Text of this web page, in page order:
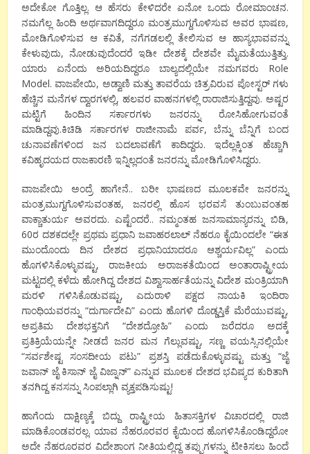
ಅದೇಕೋ ಗೊತ್ತಿಲ್ಲ. ಆ ಹೆಸರು ಕೇಳಿದರೇ ಏನೋ ಒಂದು ರೋಮಾಂಚನ.
ನಮಗೆಲ್ಲ ಹಿಂದಿ ಅರ್ಥವಾಗದಿದ್ದರೂ ಮಂತ್ರಮುಗ್ದಗೊಳಿಸುವ ಅವರ ಭಾಷಣ,
ಮೋಡಿಗೊಳಿಸುವ ಆ ಕವಿತೆ, ನಗೆಗಡಲಲ್ಲಿ ತೇಲಿಸುವ ಆ ಹಾಸ್ಯಭಾವವನ್ನು
ಕೇಳುವುದು, ನೋಡುವುದೆಂದರೆ ಇಡೀ ದೇಶಕ್ಕೆ ದೇಶವೇ ಮೈಮತೆಯುತ್ತಿತ್ತು.
ಯಾರು ಏನೆಂದು ಅರಿಯದಿದ್ದರೂ ಬಾಲ್ಯದಲ್ಲಿಯೇ ನಮಗವರು Role
Model. ವಾಜಪೇಯಿ, ಅಡ್ವಾಣಿ ಮತ್ತು ತಾವರೆಯ ಚಿತ್ರವಿರುವ ಪೋಸ್ಟರ್ ಗಳು
ಹೆಚ್ಚಿನ ಮನೆಗಳ ದ್ವಾರಗಳಲ್ಲಿ, ಹಲವರ ವಾಹನಗಳಲ್ಲಿ ರಾರಾಜಿಸುತ್ತಿದ್ದವು. ಅಷ್ಟರ
ಮಟ್ಟಿಗೆ ಹಿಂದಿನ ಸರ್ಕಾರಗಳು ಜನರನ್ನು ರೋಸಿಹೋಗುವಂತೆ
ಮಾಡಿದ್ದವು.ಕಿಚಿಡಿ ಸರ್ಕಾರಗಳ ರಾಜೀನಾಮೆ ಪರ್ವ, ಬೆನ್ನು ಬೆನ್ನಿಗೆ ಬಂದ
ಚುನಾವಣೆಗಳಿಂದ ಜನ ಬದಲಾವಣೆಗೆ ಕಾದಿದ್ದರು. ಇದೆಲ್ಲಕ್ಕಿಂತ ಹೆಚ್ಚಾಗಿ
ಕವಿಹೃದಯದ ರಾಜಕಾರಣಿ ಇನ್ನಿಲ್ಲದಂತೆ ಜನರನ್ನು ಮೋಡಿಗೊಳಿಸಿದ್ದರು.
ವಾಜಪೇಯಿ ಅಂದ್ರೆ ಹಾಗೇನೆ.. ಬರೀ ಭಾಷಣದ ಮೂಲಕವೇ ಜನರನ್ನು
ಮಂತ್ರಮುಗ್ದಗೊಳಿಸುವಂತಹ, ಜನರಲ್ಲಿ ಹೊಸ ಭರವಸೆ ತುಂಬುವಂತಹ
ವಾಕ್ಚಾತುರ್ಯ ಅವರದು. ಎಷ್ಟೆಂದರೆ.. ನಮ್ಮಂತಹ ಜನಸಾಮಾನ್ಯರನ್ನು ಬಿಡಿ,
60ರ ದಶಕದಲ್ಲೇ ಪ್ರಥಮ ಪ್ರಧಾನಿ ಜವಾಹರಲಾಲ್ ನೆಹರೂ ಕೈಯಿಂದಲೇ “ಈತ
ಮುಂದೊಂದು ದಿನ ದೇಶದ ಪ್ರಧಾನಿಯಾದರೂ ಆಶ್ಚರ್ಯವಿಲ್ಲ” ಎಂದು
ಹೊಗಳಿಸಿಕೊಳ್ಳುವಷ್ಟು, ರಾಜಕೀಯ ಅರಾಜಕತೆಯಿಂದ ಅಂತಾರಾಷ್ಟ್ರೀಯ
ಮಟ್ಟದಲ್ಲಿ ಕಳೆದು ಹೋಗಿದ್ದ ದೇಶದ ವಿಶ್ವಾಸಾರ್ಹತೆಯನ್ನು ವಿದೇಶ ಮಂತ್ರಿಯಾಗಿ
ಮರಳಿ ಗಳಿಸಿಕೊಡುವಷ್ಟು, ಎದುರಾಳಿ ಪಕ್ಷದ ನಾಯಕಿ ಇಂದಿರಾ
ಗಾಂಧಿಯವರನ್ನು “ದುರ್ಗಾದೇವಿ” ಎಂದು ಹೊಗಳಿ ದೊಡ್ಡಸ್ತಿಕೆ ಮೆರೆಯುವಷ್ಟು,
ಅಪ್ರತಿಮ ದೇಶಭಕ್ತನಿಗೆ “ದೇಶದ್ರೋಹಿ” ಎಂದು ಜರೆದರೂ ಅದಕ್ಕೆ
ಪ್ರತಿಕ್ರಿಯೆಯನ್ನೇ ನೀಡದೆ ಜನರ ಮನ ಗೆಲ್ಲುವಷ್ಟು, ಸಣ್ಣ ವಯಸ್ಸಿನಲ್ಲಿಯೇ
“ಸರ್ವಶೇಷ್ಟ ಸಂಸದೀಯ ಪಟು” ಪ್ರಶಸ್ತಿ ಪಡೆದುಕೊಳ್ಳುವಷ್ಟು ಮತ್ತು “ಜೈ
ಜವಾನ್ ಜೈ ಕಿಸಾನ್ ಜೈ ವಿಜ್ನಾನ್” ಎನ್ನುವ ಮೂಲಕ ದೇಶದ ಭವಿಷ್ಯದ ಕುರಿತಾಗಿ
ತನಗಿದ್ದ ಕನಸನ್ನು ಸಿಂಪಲ್ಲಾಗಿ ವ್ಯಕ್ತಪಡಿಸುಷ್ಟು!
ಹಾಗೆಂದು ದಾಕ್ಷಿಣ್ಯಕ್ಕೆ ಬಿದ್ದು ರಾಷ್ಟ್ರೀಯ ಹಿತಾಸಕ್ತಿಗಳ ವಿಚಾರದಲ್ಲಿ ರಾಜಿ
ಮಾಡಿಕೊಂಡವರಲ್ಲ. ಯಾವ ನೆಹರೂರವರ ಕೈಯಿಂದ ಹೊಗಳಿಸಿಕೊಂಡಿದ್ದರೋ
ಅದೇ ನೆಹರೂರವರ ವಿದೇಶಾಂಗ ನೀತಿಯಲ್ಲಿದ್ದ ತಪ್ಪುಗಳನ್ನು ಟೀಕಿಸಲು ಹಿಂದೆ